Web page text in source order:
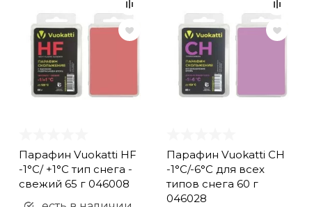
Парафин Vuokatti HF
-1°С/ +1°С тип снега -
свежий 65 г 046008
Парафин Vuokatti CH
-1°С/-6°С для всех
типов снега 60 г
046028